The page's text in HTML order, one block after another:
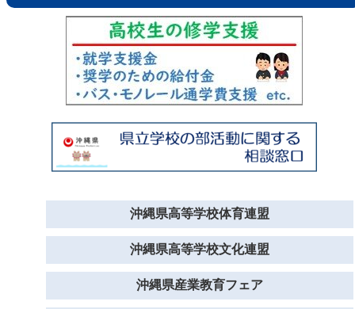
沖縄県高等学校体育連盟
沖縄県高等学校文化連盟
沖縄県産業教育フェア